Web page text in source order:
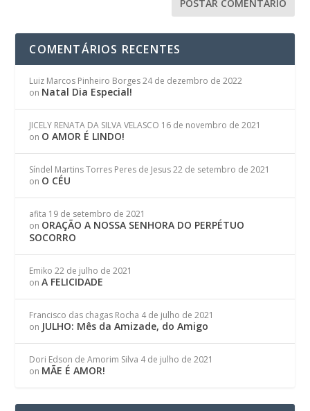
COMENTÁRIOS RECENTES
Luiz Marcos Pinheiro Borges 24 de dezembro de 2022
on Natal Dia Especial!
JICELY RENATA DA SILVA VELASCO 16 de novembro de 2021
on O AMOR É LINDO!
Síndel Martins Torres Peres de Jesus 22 de setembro de 2021
on O CÉU
afita 19 de setembro de 2021
on ORAÇÃO A NOSSA SENHORA DO PERPÉTUO
SOCORRO
Emiko 22 de julho de 2021
onA FELICIDADE
Francisco das chagas Rocha 4 de julho de 2021
on JULHO: Mês da Amizade, do Amigo
Dori Edson de Amorim Silva 4 de julho de 2021
on MÃE É AMOR!